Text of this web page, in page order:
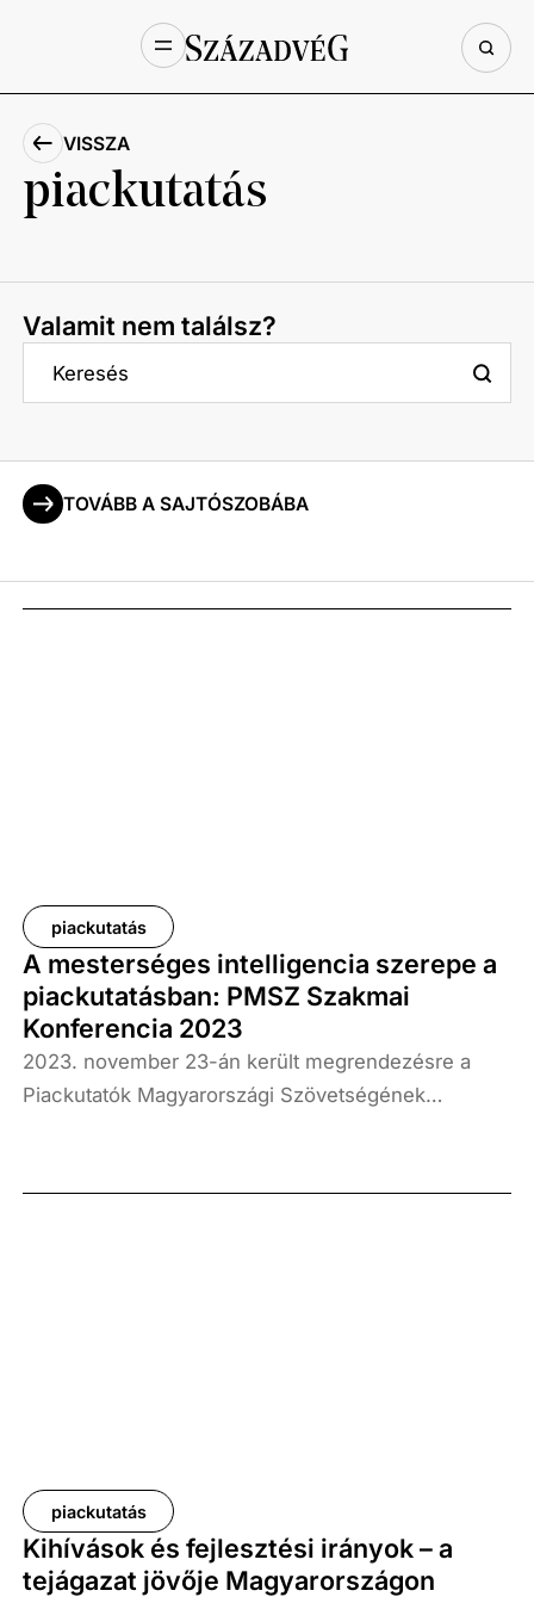
piackutatás
VISSZA
Valamit nem találsz?
TOVÁBB A SAJTÓSZOBÁBA
piackutatás
A mesterséges intelligencia szerepe a
piackutatásban: PMSZ Szakmai
Konferencia 2023
2023. november 23-án került megrendezésre a
Piackutatók Magyarországi Szövetségének
intelligenciának a piackutatás világára gyakorolt
piackutatás
Kihívások és fejlesztési irányok – a
tejágazat jövője Magyarországon